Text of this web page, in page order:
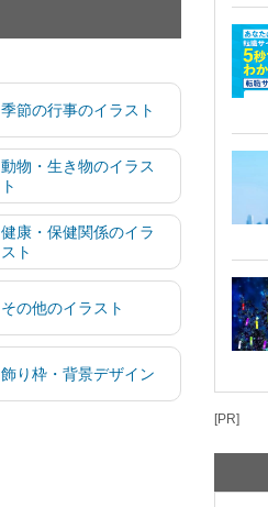
季節の行事のイラスト
動物・生き物のイラス
ト
健康・保健関係のイラ
スト
その他のイラスト
飾り枠・背景デザイン
[PR]